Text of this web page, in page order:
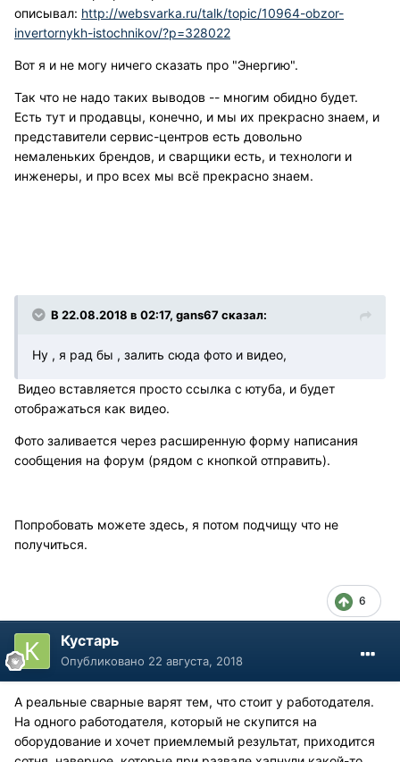
описывал: http://websvarka.ru/talk/topic/10964-obzor-
invertornykh-istochnikov/?p=328022
Вот я и не могу ничего сказать про "Энергию".
Так что не надо таких выводов -- многим обидно будет.
Есть тут и продавцы, конечно, и мы их прекрасно знаем, и
представители сервис-центров есть довольно
немаленьких брендов, и сварщики есть, и технологи и
инженеры, и про всех мы всё прекрасно знаем.
В 22.08.2018 в 02:17, gans67 сказал:
Ну , я рад бы , залить сюда фото и видео,
Видео вставляется просто ссылка с ютуба, и будет
отображаться как видео.
Фото заливается через расширенную форму написания
сообщения на форум (рядом с кнопкой отправить).
Попробовать можете здесь, я потом подчищу что не
получиться.
6
Кустарь
Опубликовано 22 августа, 2018
А реальные сварные варят тем, что стоит у работодателя.
На одного работодателя, который не скупится на
оборудование и хочет приемлемый результат, приходится